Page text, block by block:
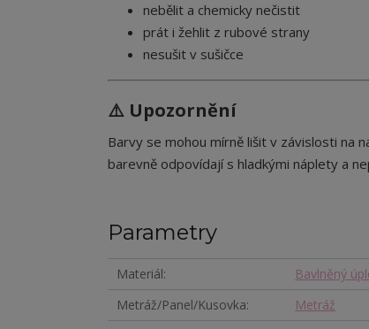
nebělit a chemicky nečistit
prát i žehlit z rubové strany
nesušit v sušičce
⚠️ Upozornění
Barvy se mohou mírně lišit v závislosti na
barevně odpovídají s hladkými náplety a
Parametry
Materiál
Bavlněný
Metráž/Panel/Kusovka
Metráž